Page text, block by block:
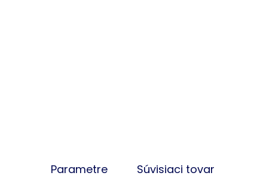
Parametre Súvisiaci tovar